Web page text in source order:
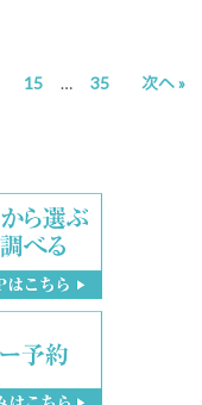
次
15
Interim
pages
…
次
35 次へ »